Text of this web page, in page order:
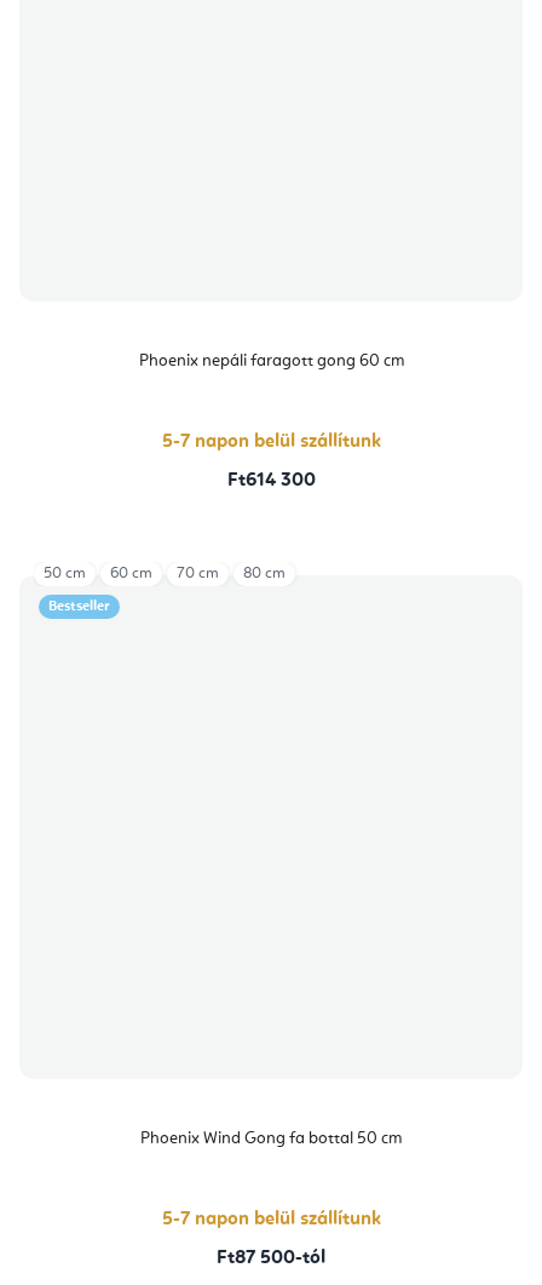
Phoenix nepáli faragott gong 60 cm
5-7 napon belül szállítunk
Ft614 300
Bestseller
Phoenix Wind Gong fa bottal 50 cm
5-7 napon belül szállítunk
Ft87 500-tól
50 cm 60 cm 70 cm 80 cm